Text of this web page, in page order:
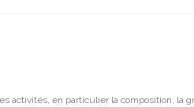
en particulier la composition, la